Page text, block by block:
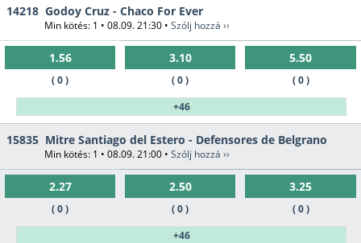
14218 Godoy Cruz - Chaco For Ever
Min kötés: 1 • 08.09. 21:30 • Szólj hozzá ››
1.56
( 0 )
3.10
( 0 )
5.50
( 0 )
+46
15835 Mitre Santiago del Estero - Defensores de Belgrano
Min kötés: 1 • 08.09. 21:00 • Szólj hozzá ››
2.27
( 0 )
2.50
( 0 )
3.25
( 0 )
+46